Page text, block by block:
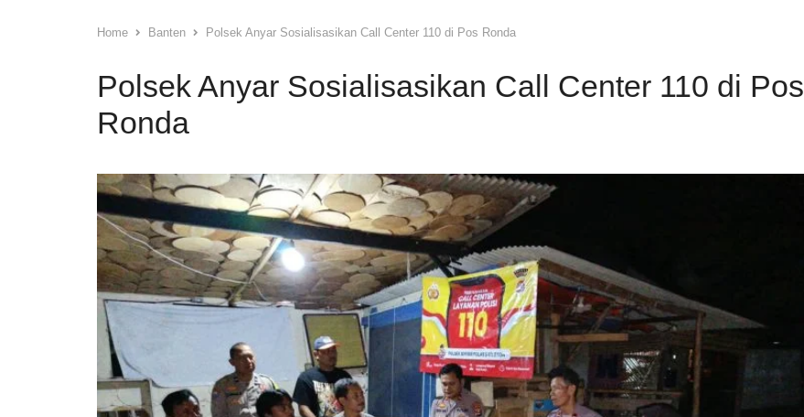
Home Banten Polsek Anyar Sosialisasikan Call Center 110 di Pos Ronda
Polsek Anyar Sosialisasikan Call Center 110 di Pos
Ronda